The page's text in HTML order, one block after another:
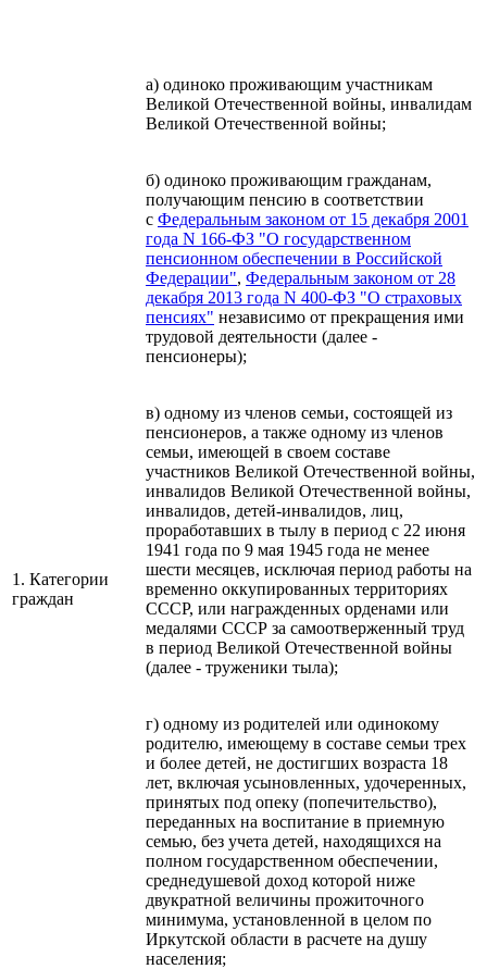
1. Категории
граждан
а) одиноко проживающим участникам
Великой Отечественной войны, инвалидам
Великой Отечественной войны;
б) одиноко проживающим гражданам,
получающим пенсию в соответствии
с Федеральным законом от 15 декабря 2001
года N 166-ФЗ "О государственном
пенсионном обеспечении в Российской
Федерации", Федеральным законом от 28
декабря 2013 года N 400-ФЗ "О страховых
пенсиях" независимо от прекращения ими
трудовой деятельности (далее -
пенсионеры);
в) одному из членов семьи, состоящей из
пенсионеров, а также одному из членов
семьи, имеющей в своем составе
участников Великой Отечественной войны,
инвалидов Великой Отечественной войны,
инвалидов, детей-инвалидов, лиц,
проработавших в тылу в период с 22 июня
1941 года по 9 мая 1945 года не менее
шести месяцев, исключая период работы на
временно оккупированных территориях
СССР, или награжденных орденами или
медалями СССР за самоотверженный труд
в период Великой Отечественной войны
(далее - труженики тыла);
г) одному из родителей или одинокому
родителю, имеющему в составе семьи трех
и более детей, не достигших возраста 18
лет, включая усыновленных, удочеренных,
принятых под опеку (попечительство),
переданных на воспитание в приемную
семью, без учета детей, находящихся на
полном государственном обеспечении,
среднедушевой доход которой ниже
двукратной величины прожиточного
минимума, установленной в целом по
Иркутской области в расчете на душу
населения;